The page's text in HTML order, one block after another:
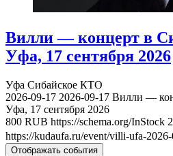
Вилли — концерт в
Уфа, 17 сентября 2026
Уфа Сибайское КТО
2026-09-17 2026-09-17 Вилли —
Уфа, 17 сентября 2026
800 RUB https://schema.org/InStock
https://kudaufa.ru/event/villi-ufa-
Отображать события